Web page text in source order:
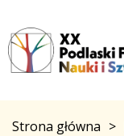
Strona główna >